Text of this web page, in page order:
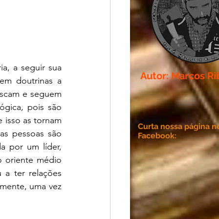
a seguir sua
doutrinas a
e seguem
pois são
isso as tornam
pessoas são
por um líder,
oriente médio
a ter relações
uma vez
Curta nossa página
Facebook:
Autor: Marcos